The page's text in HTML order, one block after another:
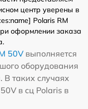
центр уверены в
Polaris RM
оформлении заказа
50V выполняется
оборудования
В таких случаях
в сц Polaris в